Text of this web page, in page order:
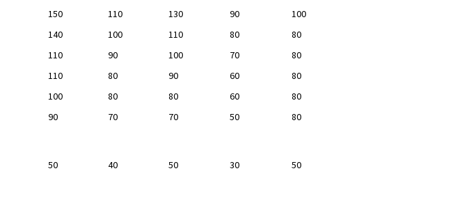
150 110 130 90
100
140 100 110 80
80
110 90 100 70
80
110 80 90 60
80
100 80 80 60
80
90 70 70 50 80
50 40 50 30 50